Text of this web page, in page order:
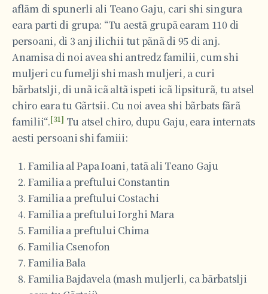
aflãm di spunerli ali Teano Gaju, cari shi singura
eara parti di grupa: “Tu aestã grupã earam 110 di
persoani, di 3 anj ilichii tut pãnã di 95 di anj.
Anamisa di noi avea shi antredz familii, cum shi
muljeri cu fumelji shi mash muljeri, a curi
bãrbatslji, di unã icã altã ispeti icã lipsiturã, tu atsel
chiro eara tu Gãrtsii. Cu noi avea shi bãrbats fãrã
familii“.[31] Tu atsel chiro, dupu Gaju, eara internats
aesti persoani shi famiii:
Familia al Papa Ioani, tatã ali Teano Gaju
Familia a preftului Constantin
Familia a preftului Costachi
Familia a preftului Iorghi Mara
Familia a preftului Chima
Familia Csenofon
Familia Bala
Familia Bajdavela (mash muljerli, ca bãrbatslji